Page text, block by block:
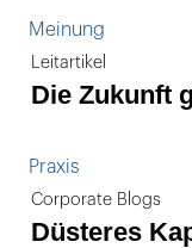
Meinung
Leitartikel
Die Zukunft
Praxis
Corporate Blogs
Düsteres